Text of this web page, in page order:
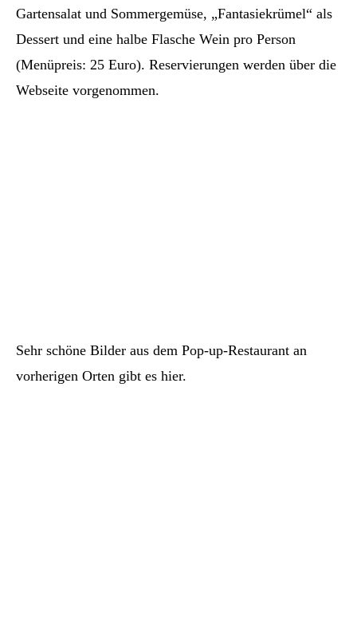
Gartensalat und Sommergemüse, „Fantasiekrümel“ als
Dessert und eine halbe Flasche Wein pro Person
(Menüpreis: 25 Euro). Reservierungen werden über die
Webseite vorgenommen.
Sehr schöne Bilder aus dem Pop-up-Restaurant an
vorherigen Orten gibt es hier.